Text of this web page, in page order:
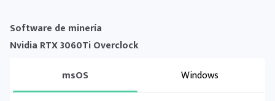
Software de minería
Nvidia RTX 3060Ti Overclock
msOS
Windows